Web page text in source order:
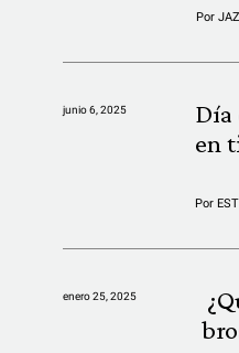
Por
junio 6, 2025
Día
en
Por
enero 25, 2025